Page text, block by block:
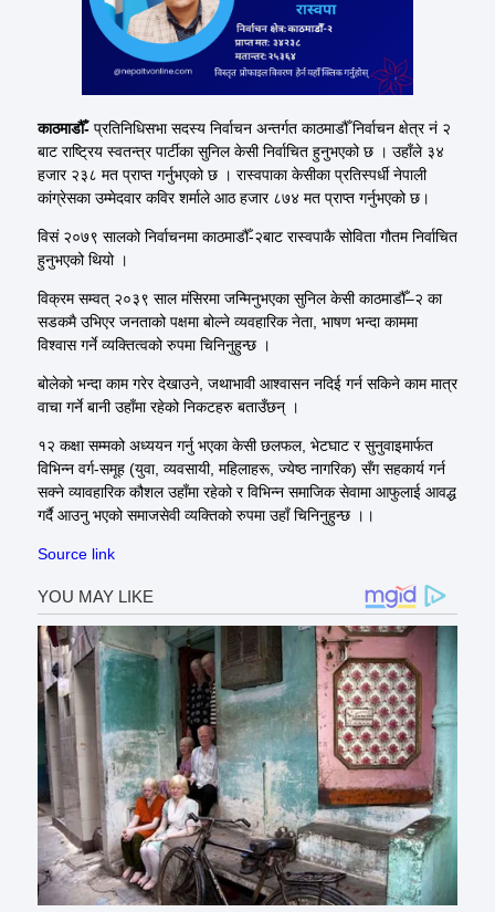
काठमाडौँ- प्रतिनिधिसभा सदस्य निर्वाचन अन्तर्गत काठमाडौँ निर्वाचन क्षेत्र नं २
बाट राष्ट्रिय स्वतन्त्र पार्टीका सुनिल केसी निर्वाचित हुनुभएको छ । उहाँले ३४
हजार २३८ मत प्राप्त गर्नुभएको छ । रास्वपाका केसीका प्रतिस्पर्धी नेपाली
कांग्रेसका उम्मेदवार कविर शर्माले आठ हजार ८७४ मत प्राप्त गर्नुभएको छ।
विसं २०७९ सालको निर्वाचनमा काठमाडौँ-२बाट रास्वपाकै सोविता गौतम निर्वाचित
हुनुभएको थियो ।
विक्रम सम्वत् २०३९ साल मंसिरमा जन्मिनुभएका सुनिल केसी काठमाडौँ–२ का
सडकमै उभिएर जनताको पक्षमा बोल्ने व्यवहारिक नेता, भाषण भन्दा काममा
विश्वास गर्ने व्यक्तित्वको रुपमा चिनिनुहुन्छ ।
बोलेको भन्दा काम गरेर देखाउने, जथाभावी आश्वासन नदिई गर्न सकिने काम मात्र
वाचा गर्ने बानी उहाँमा रहेको निकटहरु बताउँछन् ।
१२ कक्षा सम्मको अध्ययन गर्नु भएका केसी छलफल, भेटघाट र सुनुवाइमार्फत
विभिन्न वर्ग-समूह (युवा, व्यवसायी, महिलाहरू, ज्येष्ठ नागरिक) सँग सहकार्य गर्न
सक्ने व्यावहारिक कौशल उहाँमा रहेको र विभिन्न समाजिक सेवामा आफुलाई आवद्ध
गर्दै आउनु भएको समाजसेवी व्यक्तिको रुपमा उहाँ चिनिनुहुन्छ ।।
Source link